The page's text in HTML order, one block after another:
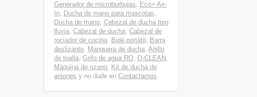
Generador de microburbujas, Eco+ Air-
In, Ducha de mano para mascotas,
Ducha de mano, Cabezal de ducha tipo
lluvia, Cabezal de ducha, Cabezal de
rociador de cocina, Bidé portátil , Barra
deslizante, Manguera de ducha, Anillo
de toalla, Grifo de agua RO, O-CLEAN,
Máquina de ozono, Kit de ducha de
aniones y no dude en Contactarnos.